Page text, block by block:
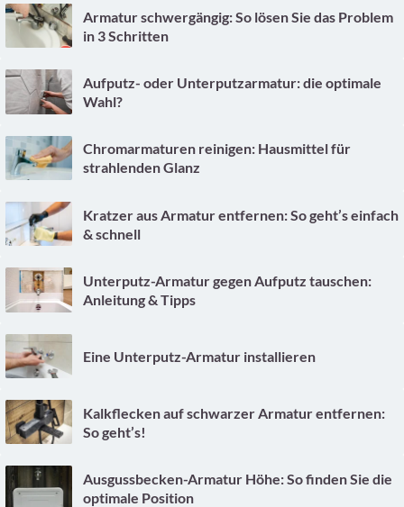
Armatur schwergängig: So lösen Sie das Problem
in 3 Schritten
Aufputz- oder Unterputzarmatur: die optimale
Wahl?
Chromarmaturen reinigen: Hausmittel für
strahlenden Glanz
Kratzer aus Armatur entfernen: So geht’s einfach
& schnell
Unterputz-Armatur gegen Aufputz tauschen:
Anleitung & Tipps
Eine Unterputz-Armatur installieren
Kalkflecken auf schwarzer Armatur entfernen:
So geht’s!
Ausgussbecken-Armatur Höhe: So finden Sie die
optimale Position